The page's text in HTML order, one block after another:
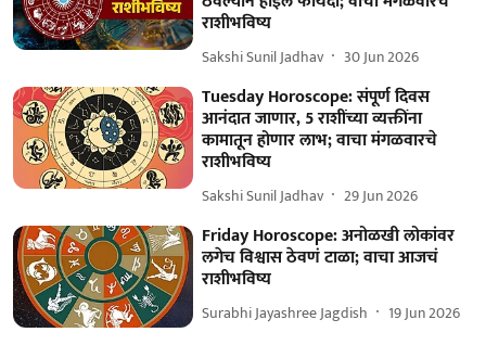
राशीभविष्य
Sakshi Sunil Jadhav 30 Jun 2026
Tuesday Horoscope: संपूर्ण दिवस
आनंदात जाणार, 5 राशींच्या व्यक्तींना
कामातून होणार लाभ; वाचा मंगळवारचे
राशीभविष्य
Sakshi Sunil Jadhav 29 Jun 2026
Friday Horoscope: अनोळखी लोकांवर
लगेच विश्वास ठेवणं टाळा; वाचा आजचं
राशीभविष्य
Surabhi Jayashree Jagdish 19 Jun 2026